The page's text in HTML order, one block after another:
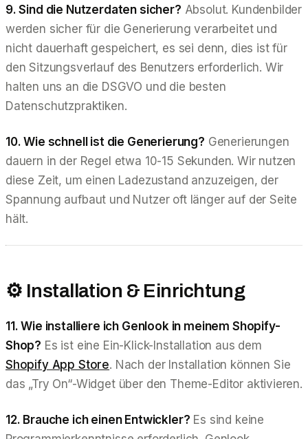
9. Sind die Nutzerdaten sicher? Absolut. Kundenbilder
werden sicher für die Generierung verarbeitet und
nicht dauerhaft gespeichert, es sei denn, dies ist für
den Sitzungsverlauf des Benutzers erforderlich. Wir
halten uns an die DSGVO und die besten
Datenschutzpraktiken.
10. Wie schnell ist die Generierung? Generierungen
dauern in der Regel etwa 10-15 Sekunden. Wir nutzen
diese Zeit, um einen Ladezustand anzuzeigen, der
Spannung aufbaut und Nutzer oft länger auf der Seite
hält.
⚙️ Installation & Einrichtung
11. Wie installiere ich Genlook in meinem Shopify-
Shop? Es ist eine Ein-Klick-Installation aus dem
Shopify App Store. Nach der Installation können Sie
das „Try On“-Widget über den Theme-Editor aktivieren.
12. Brauche ich einen Entwickler? Es sind keine